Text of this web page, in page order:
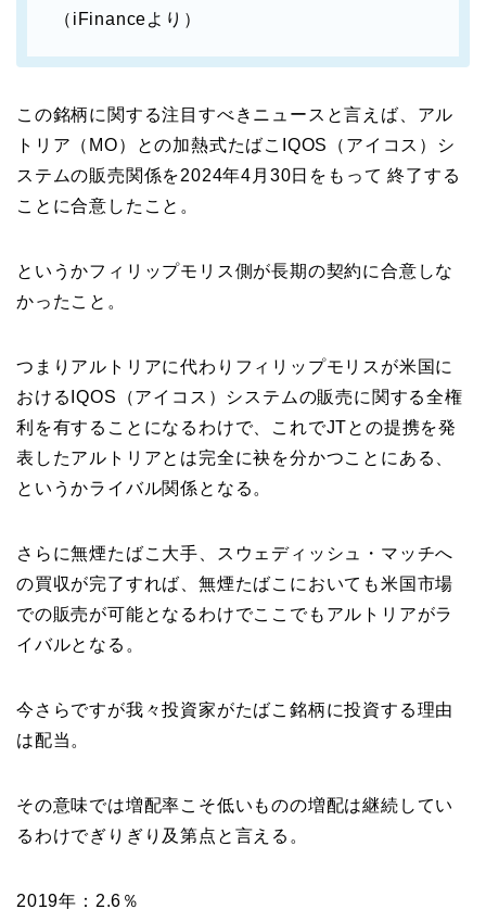
（iFinanceより）
この銘柄に関する注目すべきニュースと言えば、アル
トリア（MO）との加熱式たばこIQOS（アイコス）シ
ステムの販売関係を2024年4月30日をもって 終了する
ことに合意したこと。
というかフィリップモリス側が長期の契約に合意しな
かったこと。
つまりアルトリアに代わりフィリップモリスが米国に
おけるIQOS（アイコス）システムの販売に関する全権
利を有することになるわけで、これでJTとの提携を発
表したアルトリアとは完全に袂を分かつことにある、
というかライバル関係となる。
さらに無煙たばこ大手、スウェディッシュ・マッチへ
の買収が完了すれば、無煙たばこにおいても米国市場
での販売が可能となるわけでここでもアルトリアがラ
イバルとなる。
今さらですが我々投資家がたばこ銘柄に投資する理由
は配当。
その意味では増配率こそ低いものの増配は継続してい
るわけでぎりぎり及第点と言える。
2019年：2.6％